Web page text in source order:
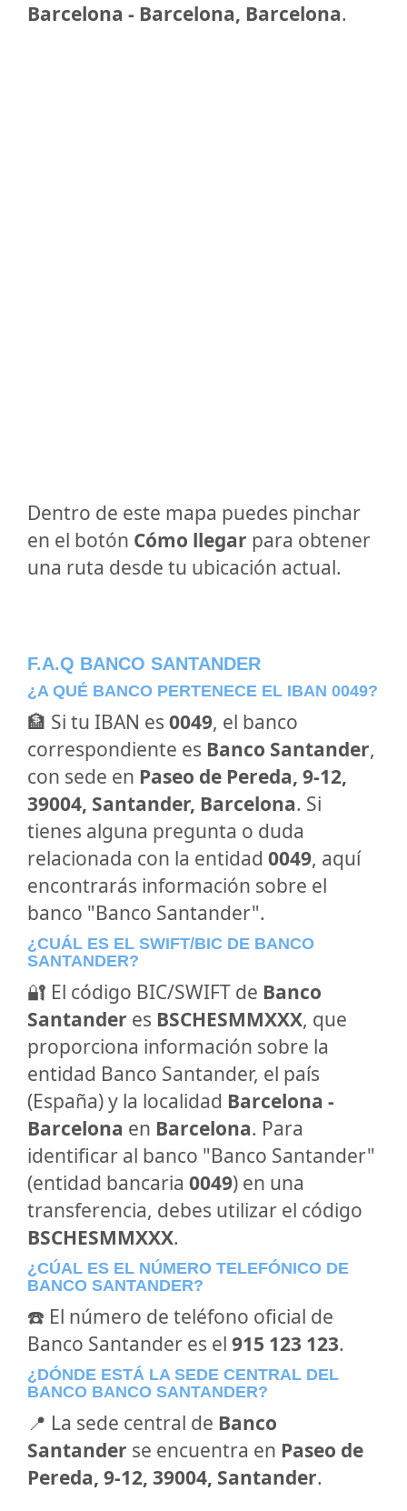
Barcelona - Barcelona, Barcelona.
Dentro de este mapa puedes pinchar
en el botón Cómo llegar para obtener
una ruta desde tu ubicación actual.
F.A.Q BANCO SANTANDER
¿A QUÉ BANCO PERTENECE EL IBAN 0049?
🏦 Si tu IBAN es 0049, el banco
correspondiente es Banco Santander,
con sede en Paseo de Pereda, 9-12,
39004, Santander, Barcelona. Si
tienes alguna pregunta o duda
relacionada con la entidad 0049, aquí
encontrarás información sobre el
banco "Banco Santander".
¿CUÁL ES EL SWIFT/BIC DE BANCO
SANTANDER?
🔐 El código BIC/SWIFT de Banco
Santander es BSCHESMMXXX, que
proporciona información sobre la
entidad Banco Santander, el país
(España) y la localidad Barcelona -
Barcelona en Barcelona. Para
identificar al banco "Banco Santander"
(entidad bancaria 0049) en una
transferencia, debes utilizar el código
BSCHESMMXXX.
¿CÚAL ES EL NÚMERO TELEFÓNICO DE
BANCO SANTANDER?
☎️ El número de teléfono oficial de
Banco Santander es el 915 123 123.
¿DÓNDE ESTÁ LA SEDE CENTRAL DEL
BANCO BANCO SANTANDER?
📍 La sede central de Banco
Santander se encuentra en Paseo de
Pereda, 9-12, 39004, Santander.